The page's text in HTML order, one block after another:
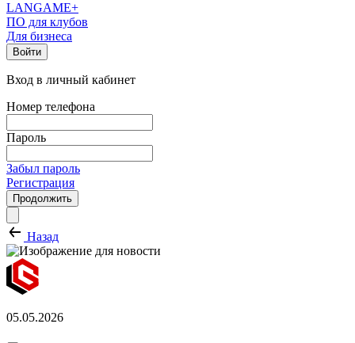
LANGAME+
ПО для клубов
Для бизнеса
Войти
Вход в личный кабинет
Номер телефона
Пароль
Забыл пароль
Регистрация
Продолжить
Назад
05.05.2026